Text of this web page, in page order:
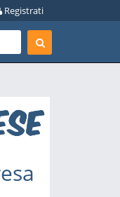
Registrati